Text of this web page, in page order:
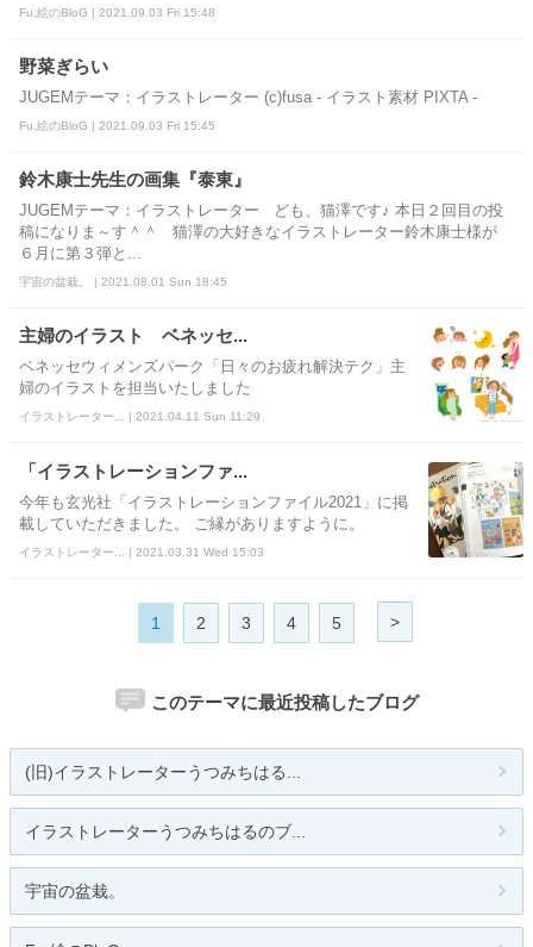
Fu.絵のBloG | 2021.09.03 Fri 15:48
野菜ぎらい
JUGEMテーマ：イラストレーター (c)fusa - イラスト素材 PIXTA -
Fu.絵のBloG | 2021.09.03 Fri 15:45
鈴木康士先生の画集『泰東』
JUGEMテーマ：イラストレーター ども、猫澤です♪ 本日２回目の投
稿になりま～す＾＾ 猫澤の大好きなイラストレーター鈴木康士様が
６月に第３弾と...
宇宙の盆栽。 | 2021.08.01 Sun 18:45
主婦のイラスト ベネッセ...
ベネッセウィメンズパーク「日々のお疲れ解決テク」主
婦のイラストを担当いたしました
イラストレーター... | 2021.04.11 Sun 11:29
「イラストレーションファ...
今年も玄光社「イラストレーションファイル2021」に掲
載していただきました。 ご縁がありますように。
イラストレーター... | 2021.03.31 Wed 15:03
1 2 3 4 5 >
このテーマに最近投稿したブログ
(旧)イラストレーターうつみちはる...
イラストレーターうつみちはるのブ...
宇宙の盆栽。